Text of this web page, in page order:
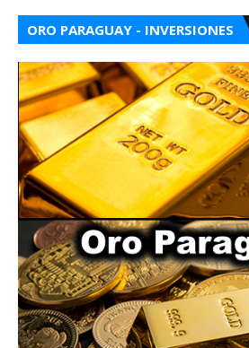
ORO PARAGUAY - INVERSIONES